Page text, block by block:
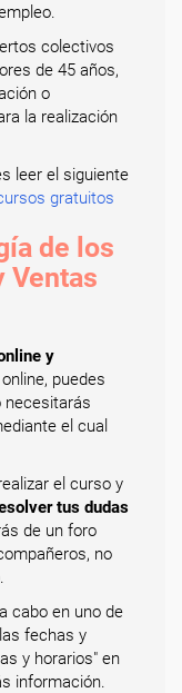
colectivos
de 45 años,
o
la realización
leer el siguiente
gratuitos
de los
Ventas
y
puedes
necesitarás
el cual
el curso y
tus dudas
de un foro
no
cabo en uno de
fechas y
y horarios" en
información.